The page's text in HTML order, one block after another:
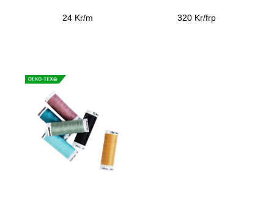
24 Kr/m 320 Kr/frp